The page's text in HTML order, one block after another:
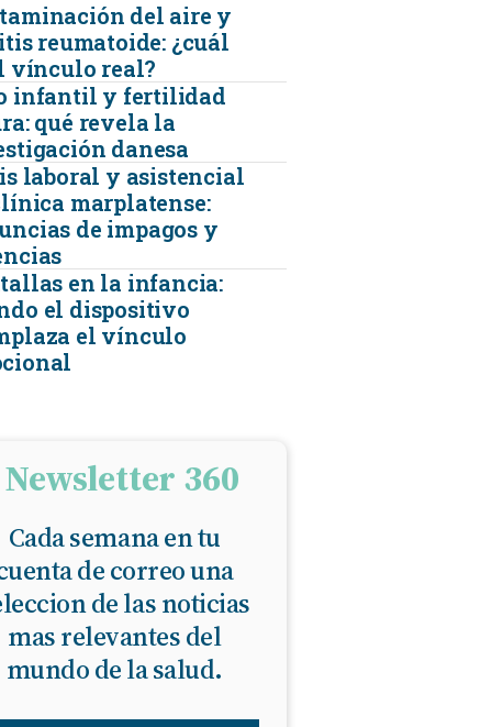
del aire y
reumatoide: ¿cuál
vínculo real?
infantil y fertilidad
qué revela la
danesa
laboral y asistencial
marplatense:
de impagos y
en la infancia:
el dispositivo
el vínculo
Newsletter 360
Cada semana en tu
de correo una
de las noticias
mas relevantes del
mundo de la salud.